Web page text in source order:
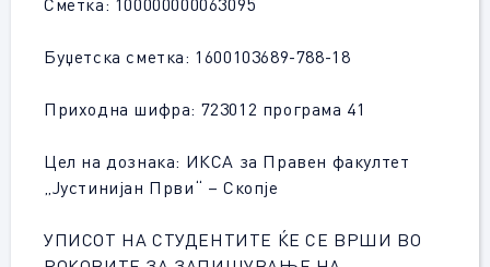
Сметка: 100000000063095
Буџетска сметка: 1600103689-788-18
Приходна шифра: 723012 програма 41
Цел на дознака: ИКСА за Правен факултет
„Јустинијан Први“ – Скопје
УПИСОТ НА СТУДЕНТИТЕ ЌЕ СЕ ВРШИ ВО